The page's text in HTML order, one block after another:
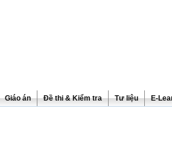
Giáo án Đề thi & Kiểm tra Tư liệu E-